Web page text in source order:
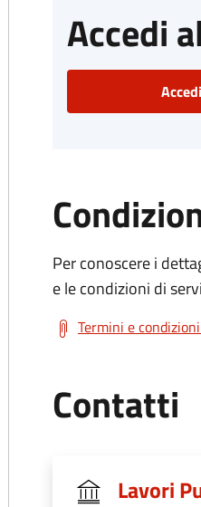
Accedi
Per conoscere i
e le condizioni di
Termini e
Contatti
Lavori